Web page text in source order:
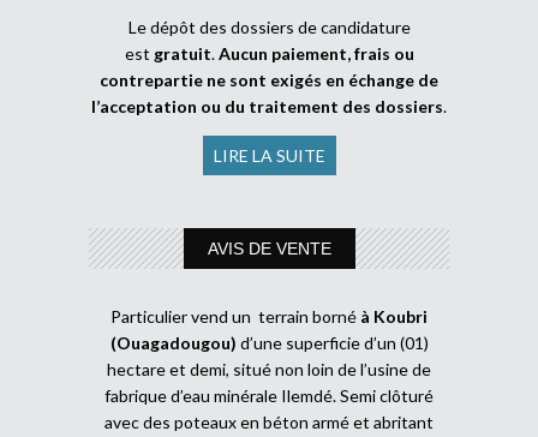
Le dépôt des dossiers de candidature
est gratuit.Aucun paiement, frais ou
contrepartie ne sont exigés en échange de
l’acceptation ou du traitement des dossiers.
LIRE LA SUITE
AVIS DE VENTE
Particulier vend un terrain borné à Koubri
(Ouagadougou) d’une superficie d’un (01)
hectare et demi, situé non loin de l’usine de
fabrique d’eau minérale Ilemdé. Semi clôturé
avec des poteaux en béton armé et abritant